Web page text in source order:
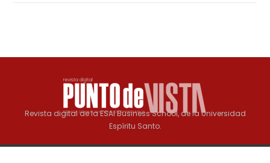
Revista digital de la ESAI Business School, de la Universidad
Espíritu Santo.